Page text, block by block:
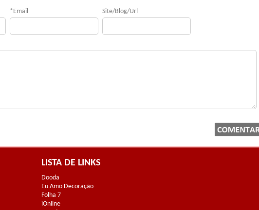
* Email Site/Blog/Url
LISTA DE LINKS
Dooda
Eu Amo Decoração
Folha 7
iOnline